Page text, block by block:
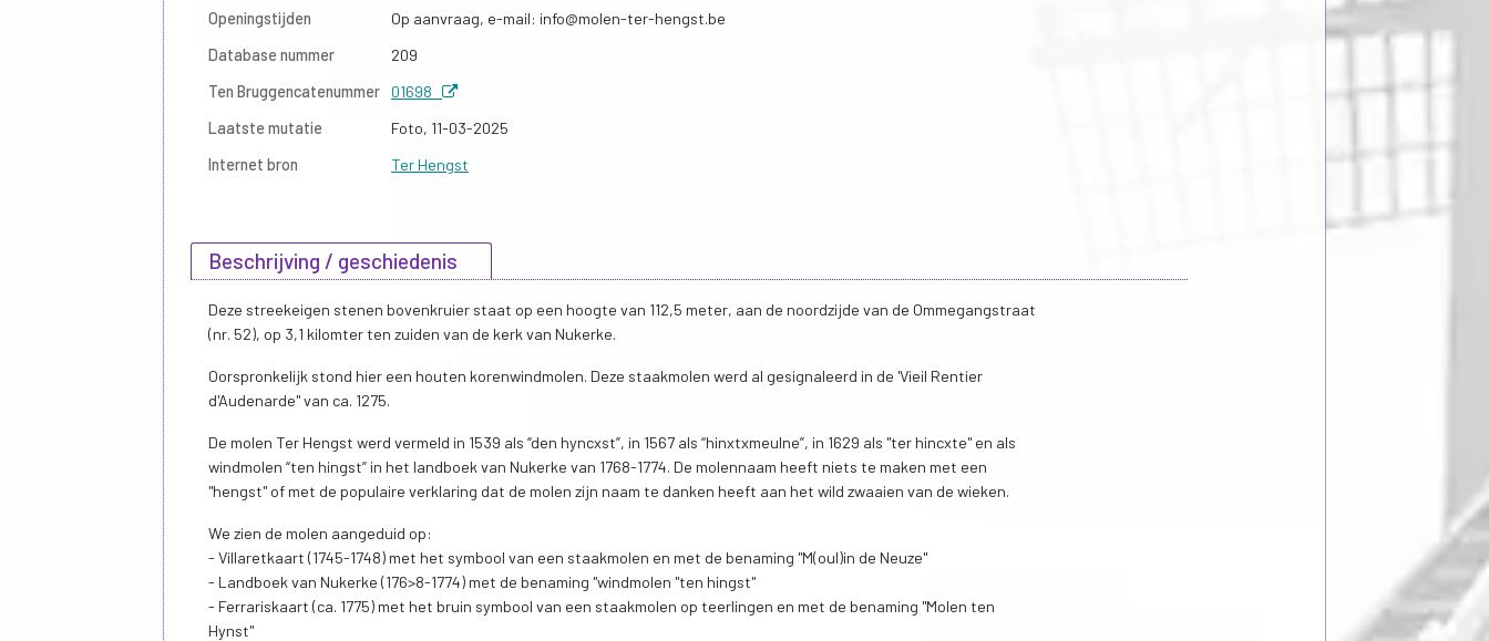
Openingstijden
Op aanvraag, e-mail: info@molen-ter-hengst.be
Database nummer
209
Ten Bruggencatenummer 01698
Laatste mutatie
Foto, 11-03-2025
Internet bron
Ter Hengst
Beschrijving / geschiedenis
Deze streekeigen stenen bovenkruier staat op een hoogte van 112,5 meter, aan de noordzijde van de Ommegangstraat
(nr. 52), op 3,1 kilomter ten zuiden van de kerk van Nukerke.
Oorspronkelijk stond hier een houten korenwindmolen. Deze staakmolen werd al gesignaleerd in de 'Vieil Rentier
d'Audenarde" van ca. 1275.
De molen Ter Hengst werd vermeld in 1539 als “den hyncxst”, in 1567 als “hinxtxmeulne”, in 1629 als "ter hincxte" en als
windmolen “ten hingst” in het landboek van Nukerke van 1768-1774. De molennaam heeft niets te maken met een
"hengst" of met de populaire verklaring dat de molen zijn naam te danken heeft aan het wild zwaaien van de wieken.
We zien de molen aangeduid op:
- Villaretkaart (1745-1748) met het symbool van een staakmolen en met de benaming "M(oul)in de Neuze"
- Landboek van Nukerke (176>8-1774) met de benaming "windmolen "ten hingst"
- Ferrariskaart (ca. 1775) met het bruin symbool van een staakmolen op teerlingen en met de benaming "Molen ten
Hynst"